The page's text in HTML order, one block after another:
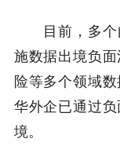
目前，多个
施数据出境负
险等多个领域
华外企已通过
境。